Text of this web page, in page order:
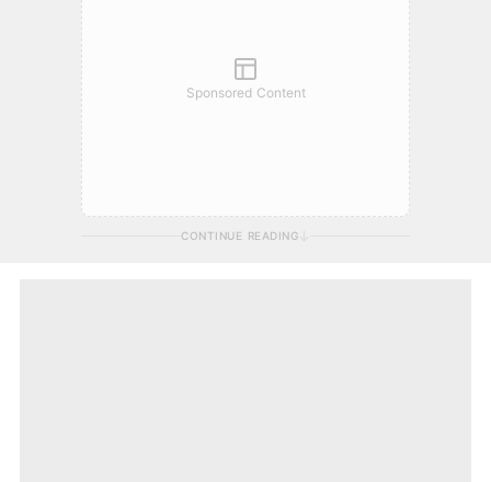
Sponsored Content
CONTINUE READING